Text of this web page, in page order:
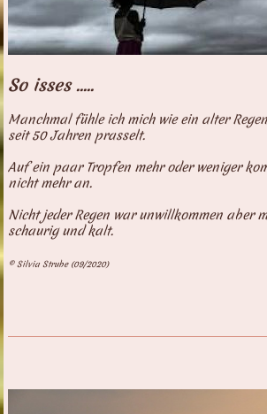
So isses .....
Manchmal fühle ich mich wie ein alter
seit 50 Jahren prasselt.
Auf ein paar Tropfen mehr oder weniger
nicht mehr an.
Nicht jeder Regen war unwillkommen aber
schaurig und kalt.
© Silvia Strube (09/2020)